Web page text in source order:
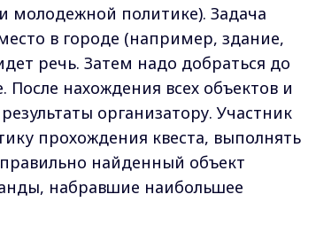
молодежной политике). Задача
в городе (например, здание,
речь. Затем надо добраться до
После нахождения всех объектов и
организатору. Участник
прохождения квеста, выполнять
найденный объект
набравшие наибольшее